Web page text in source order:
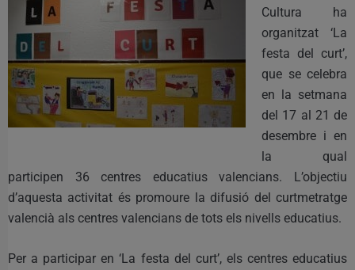
Cultura ha
organitzat ‘La
festa del curt’,
que se celebra
en la setmana
del 17 al 21 de
desembre i en
la qual
participen 36 centres educatius valencians. L’objectiu
d’aquesta activitat és promoure la difusió del curtmetratge
valencià als centres valencians de tots els nivells educatius.
Per a participar en ‘La festa del curt’, els centres educatius